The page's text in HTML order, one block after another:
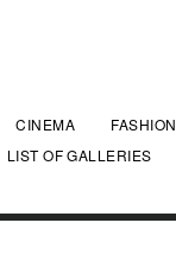
CINEMA FASHION
LIST OF GALLERIES